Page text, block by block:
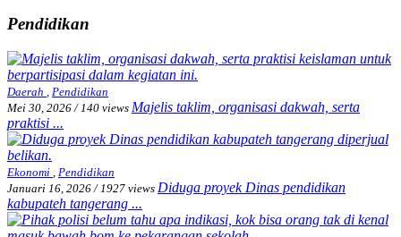
Pendidikan
Daerah
Pendidikan
Mei 30, 2026 / 140 views Majelis taklim, organisasi dakwah, serta
praktisi ...
Ekonomi
Pendidikan
Januari 16, 2026 / 1927 views Diduga proyek Dinas pendidikan
kabupateh tangerang ...